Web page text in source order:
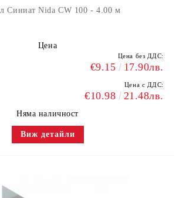
Синиат Nida CW 100 - 4.00 м
Цена
Цена без ДДС:
€9.15 17.90лв.
Цена с ДДС:
€10.98 21.48лв.
Няма наличност
Виж детайли